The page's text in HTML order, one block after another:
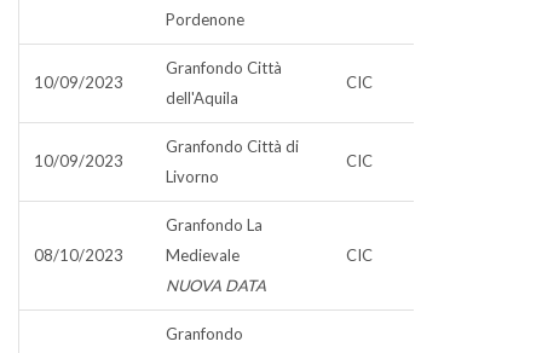
Pordenone
10/09/2023
Granfondo Città
dell'Aquila
CIC
10/09/2023
Granfondo Città di
Livorno
CIC
08/10/2023
Granfondo La
Medievale
NUOVA DATA
CIC
Granfondo